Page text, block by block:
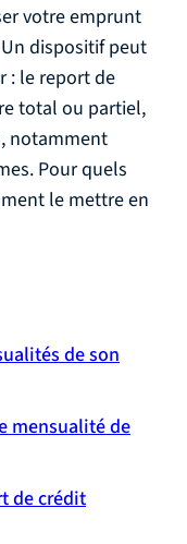
votre emprunt
dispositif peut
: le report de
total ou partiel,
notamment
Pour quels
le mettre en
de son
mensualité de
de crédit